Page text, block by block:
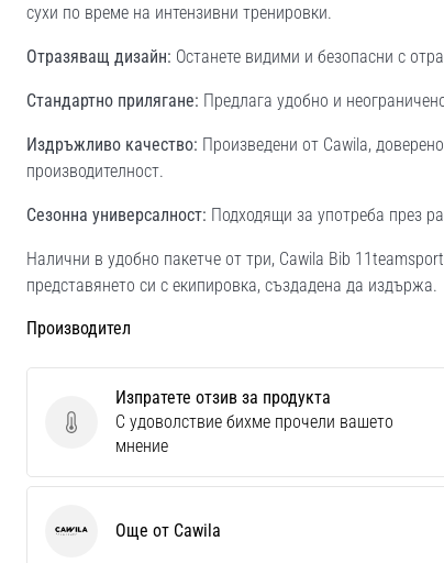
сухи по време на интензивни тренировки.
Отразяващ дизайн: Останете видими и безопасни с
Стандартно прилягане: Предлага удобно и
Издръжливо качество: Произведени от Cawila,
производителност.
Сезонна универсалност: Подходящи за употреба през
Налични в удобно пакетче от три, Cawila Bib
представянето си с екипировка, създадена да издържа.
Производител
Изпратете отзив за продукта
Изпратете отзив за продукта
С удоволствие бихме прочели вашето
мнение
Cawila Още от Cawila